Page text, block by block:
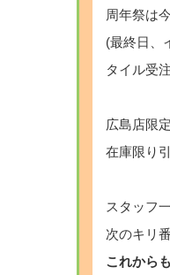
周年祭は
(最終日、
タイル受
広島店限
在庫限り
スタッフ
次のキリ
これから